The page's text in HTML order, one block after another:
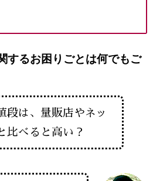
するお困りごとは何でもご
段は、量販店やネッ
比べると高い？